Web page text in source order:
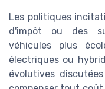
Les politiques
d'impôt ou des
véhicules plus
électriques ou
évolutives